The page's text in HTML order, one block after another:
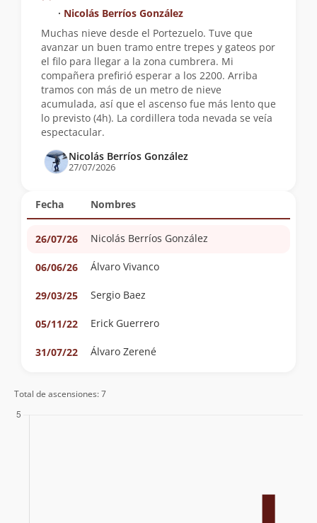
Fecha Nombres
26/07/26 Nicolás Berríos González
06/06/26 Álvaro Vivanco
29/03/25 Sergio Baez
05/11/22 Erick Guerrero
31/07/22 Álvaro Zerené
∙ Nicolás Berríos González
Muchas nieve desde el Portezuelo. Tuve que
avanzar un buen tramo entre trepes y gateos por
el filo para llegar a la zona cumbrera. Mi
compañera prefirió esperar a los 2200. Arriba
tramos con más de un metro de nieve
acumulada, así que el ascenso fue más lento que
lo previsto (4h). La cordillera toda nevada se veía
espectacular.
Nicolás Berríos González
27/07/2026
Total de ascensiones: 7